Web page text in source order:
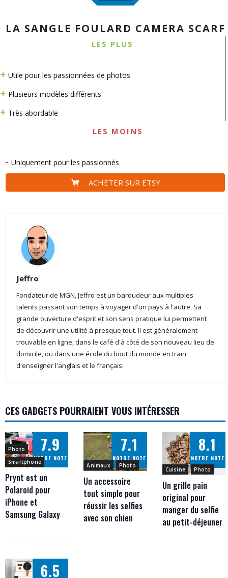
LA SANGLE FOULARD CAMERA SCARF
LES PLUS
Utile pour les passionnées de photos
Plusieurs modèles différents
Très abordable
LES MOINS
Uniquement pour les passionnés
ACHETER SUR ETSY
Jeffro
Fondateur de MGN, Jeffro est un baroudeur aux multiples
talents passant son temps à voyager d'un pays à l'autre. Sa
grande ouverture d'esprit et son sens pratique lui permettent
de découvrir une utilité à presque tout. Il est généralement
trouvable en ligne, dans le café d'à côté de son nouveau lieu de
domicile, ou dans une école du bout du monde en train
d'enseigner l'anglais et le français.
CES GADGETS POURRAIENT VOUS INTÉRESSER
7.9
NOTRE NOTE
Photo
Smartphone
Prynt est un
Polaroid pour
iPhone et
Samsung Galaxy
7.1
NOTRE NOTE
Animaux Photo
Un accessoire
tout simple pour
réussir les selfies
avec son chien
8.1
NOTRE NOTE
Cuisine Photo
Un grille pain
original pour
manger du selfie
au petit-déjeuner
6.5